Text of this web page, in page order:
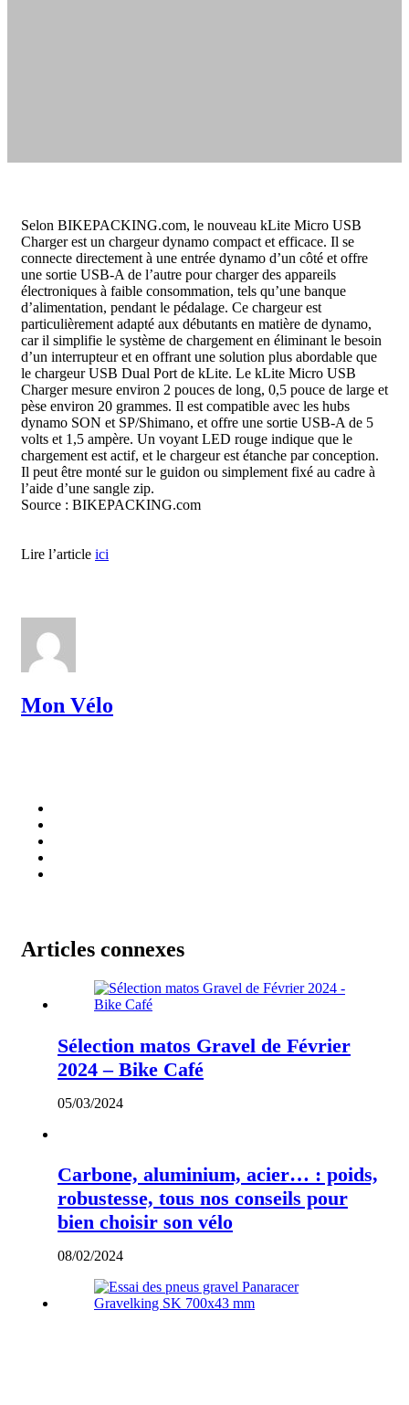
Selon BIKEPACKING.com, le nouveau kLite Micro USB
Charger est un chargeur dynamo compact et efficace. Il se
connecte directement à une entrée dynamo d’un côté et offre
une sortie USB-A de l’autre pour charger des appareils
électroniques à faible consommation, tels qu’une banque
d’alimentation, pendant le pédalage. Ce chargeur est
particulièrement adapté aux débutants en matière de dynamo,
car il simplifie le système de chargement en éliminant le besoin
d’un interrupteur et en offrant une solution plus abordable que
le chargeur USB Dual Port de kLite. Le kLite Micro USB
Charger mesure environ 2 pouces de long, 0,5 pouce de large et
pèse environ 20 grammes. Il est compatible avec les hubs
dynamo SON et SP/Shimano, et offre une sortie USB-A de 5
volts et 1,5 ampère. Un voyant LED rouge indique que le
chargement est actif, et le chargeur est étanche par conception.
Il peut être monté sur le guidon ou simplement fixé au cadre à
l’aide d’une sangle zip.
Source : BIKEPACKING.com
Lire l’article ici
Mon Vélo
Articles connexes
Sélection matos Gravel de Février
2024 – Bike Café
05/03/2024
Carbone, aluminium, acier… : poids,
robustesse, tous nos conseils pour
bien choisir son vélo
08/02/2024